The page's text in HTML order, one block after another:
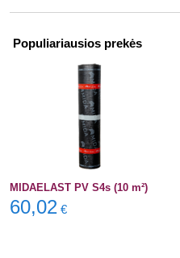
Populiariausios prekės
MIDAELAST PV S4s (10 m²)
60,02 €